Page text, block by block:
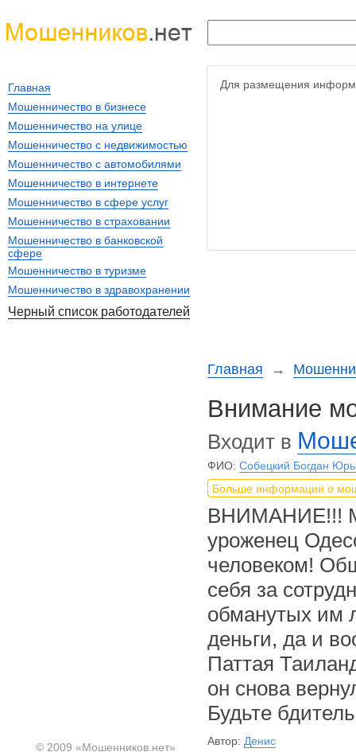
Для размещения
Главная →
Внимание
Входит в
ФИО: Собецкий Богдан
Больше информации о
ВНИМАНИЕ!!!
уроженец
человеком!
себя за
обманутых им
деньги, да и
Паттая
он снова
Будьте
Автор: Денис
Главная
Мошенничество в бизнесе
Мошенничество на улице
Мошенничество с недвижимостью
Мошенничество с автомобилями
Мошенничество в интернете
Мошенничество в сфере услуг
Мошенничество в страховании
Мошенничество в банковской
сфере
Мошенничество в туризме
Мошенничество в здравохранении
Черный список работодателей
© 2009 «Мошенников.нет»